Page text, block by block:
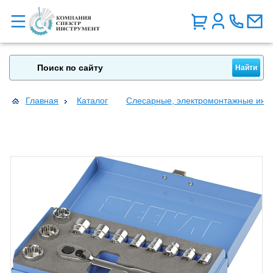
Главная Каталог Слесарные, электромонтажные